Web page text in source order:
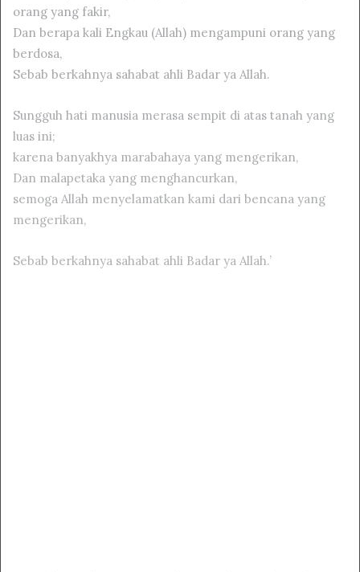
orang yang fakir,
Dan berapa kali Engkau (Allah) mengampuni orang yang
berdosa,
Sebab berkahnya sahabat ahli Badar ya Allah.
Sungguh hati manusia merasa sempit di atas tanah yang
luas ini;
karena banyakhya marabahaya yang mengerikan,
Dan malapetaka yang menghancurkan,
semoga Allah menyelamatkan kami dari bencana yang
mengerikan,
Sebab berkahnya sahabat ahli Badar ya Allah.’